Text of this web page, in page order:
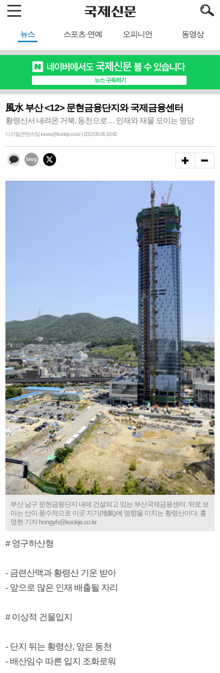
뉴스 스포츠·연예 오피니언 동영상
風水 부산 <12> 문현금융단지와 국제금융센터
황령산서 내려온 거북, 동천으로… 인재와 재물 모이는 명당
디지털콘텐츠팀 inews@kookje.co.kr | 2013.06.06 18:42
부산 남구 문현금융단지 내에 건설되고 있는 부산국제금융센터. 뒤로 보
이는 산이 풍수적으로 이곳 지기(地氣)에 영향을 미치는 황령산이다. 홍
영현 기자 hongyh@kookje.co.kr
# 영구하산형
- 금련산맥과 황령산 기운 받아
- 앞으로 많은 인재 배출될 자리
# 이상적 건물입지
- 단지 뒤는 황령산, 앞은 동천
- 배산임수 따른 입지 조화로워